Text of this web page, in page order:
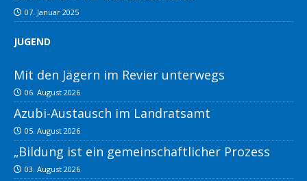
07. Januar 2025
JUGEND
Mit den Jägern im Revier unterwegs
06. August 2026
Azubi-Austausch im Landratsamt
05. August 2026
„Bildung ist ein gemeinschaftlicher Prozess
03. August 2026